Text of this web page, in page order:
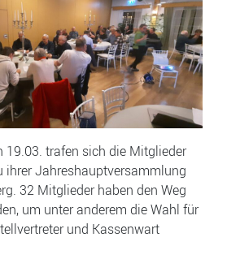
19.03. trafen sich die Mitglieder
ihrer Jahreshauptversammlung
32 Mitglieder haben den Weg
um unter anderem die Wahl für
und Kassenwart